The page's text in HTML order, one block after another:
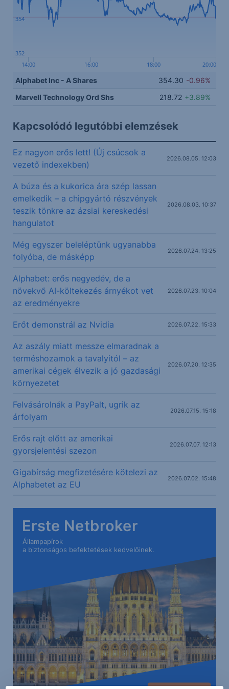
14:00 16:00 18:00 20:00
352
354
Alphabet Inc - A Shares 354.30 -0.96%
Marvell Technology Ord Shs
218.72 +3.89%
Kapcsolódó legutóbbi elemzések
Ez nagyon erős lett! (Új csúcsok a
vezető indexekben)
2026.08.05. 12:03
A búza és a kukorica ára szép lassan
emelkedik – a chipgyártó részvények
teszik tönkre az ázsiai kereskedési
hangulatot
2026.08.03. 10:37
Még egyszer beleléptünk ugyanabba
folyóba, de másképp
2026.07.24. 13:25
Alphabet: erős negyedév, de a
növekvő AI-költekezés árnyékot vet
az eredményekre
2026.07.23. 10:04
Erőt demonstrál az Nvidia 2026.07.22. 15:33
Az aszály miatt messze elmaradnak a
terméshozamok a tavalyitól – az
amerikai cégek élvezik a jó gazdasági
környezetet
2026.07.20. 12:35
Felvásárolnák a PayPalt, ugrik az
árfolyam
2026.07.15. 15:18
Erős rajt előtt az amerikai
gyorsjelentési szezon
2026.07.07. 12:13
Gigabírság megfizetésére kötelezi az
Alphabetet az EU
2026.07.02. 15:48
Erste Netbroker
Állampapírok
a biztonságos befektetések kedvelőinek.